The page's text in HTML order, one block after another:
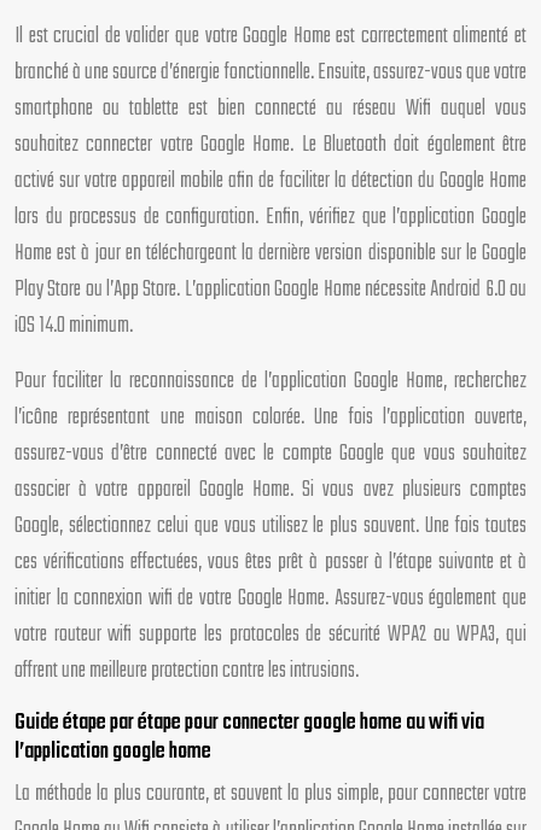
Il est crucial de valider que votre Google Home est correctement alimenté et
branché à une source d’énergie fonctionnelle. Ensuite, assurez-vous que votre
smartphone ou tablette est bien connecté au réseau Wifi auquel vous
souhaitez connecter votre Google Home. Le Bluetooth doit également être
activé sur votre appareil mobile afin de faciliter la détection du Google Home
lors du processus de configuration. Enfin, vérifiez que l’application Google
Home est à jour en téléchargeant la dernière version disponible sur le Google
Play Store ou l’App Store. L’application Google Home nécessite Android 6.0 ou
iOS 14.0 minimum.
Pour faciliter la reconnaissance de l’application Google Home, recherchez
l’icône représentant une maison colorée. Une fois l’application ouverte,
assurez-vous d’être connecté avec le compte Google que vous souhaitez
associer à votre appareil Google Home. Si vous avez plusieurs comptes
Google, sélectionnez celui que vous utilisez le plus souvent. Une fois toutes
ces vérifications effectuées, vous êtes prêt à passer à l’étape suivante et à
initier la connexion wifi de votre Google Home. Assurez-vous également que
votre routeur wifi supporte les protocoles de sécurité WPA2 ou WPA3, qui
offrent une meilleure protection contre les intrusions.
Guide étape par étape pour connecter google home au wifi via
l’application google home
La méthode la plus courante, et souvent la plus simple, pour connecter votre